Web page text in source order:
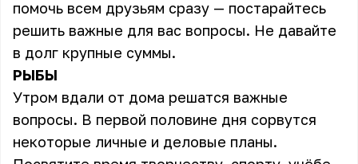
помочь всем друзьям сразу — постарайтесь
решить важные для вас вопросы. Не давайте
в долг крупные суммы.
РЫБЫ
Утром вдали от дома решатся важные
вопросы. В первой половине дня сорвутся
некоторые личные и деловые планы.